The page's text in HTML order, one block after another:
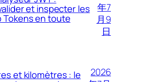
et inspecter les
Tokens en toute
年7
月9
日
et kilomètres : le
2026